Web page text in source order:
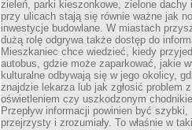
zieleń, parki kieszonkowe, zielone dachy
przy ulicach stają się równie ważne jak
inwestycje budowlane. W miastach
dużą rolę odgrywa także dostęp do
Mieszkaniec chce wiedzieć, kiedy
autobus, gdzie może zaparkować, jakie
kulturalne odbywają się w jego okolicy,
znajdzie lekarza lub jak zgłosić problem z
oświetleniem czy uszkodzonym
Przepływ informacji powinien być szybki,
przejrzysty i zrozumiały. To właśnie w